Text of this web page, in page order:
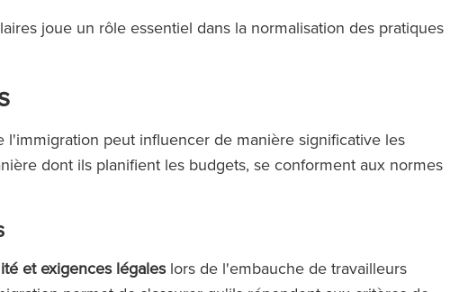
joue un rôle essentiel dans la normalisation des pratiques
l'immigration peut influencer de manière significative les
dont ils planifient les budgets, se conforment aux normes
et exigences légaleslors de l'embauche de travailleurs